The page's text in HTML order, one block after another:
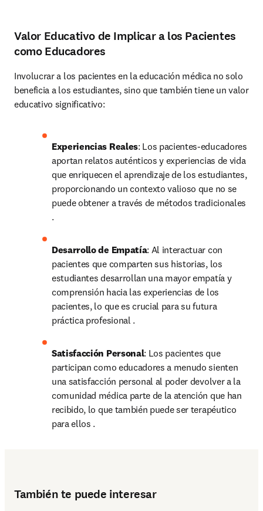
Valor Educativo de Implicar a los Pacientes
como Educadores
Involucrar a los pacientes en la educación médica no solo
beneficia a los estudiantes, sino que también tiene un valor
educativo significativo:
Experiencias Reales: Los pacientes-educadores
aportan relatos auténticos y experiencias de vida
que enriquecen el aprendizaje de los estudiantes,
proporcionando un contexto valioso que no se
puede obtener a través de métodos tradicionales
.
Desarrollo de Empatía: Al interactuar con
pacientes que comparten sus historias, los
estudiantes desarrollan una mayor empatía y
comprensión hacia las experiencias de los
pacientes, lo que es crucial para su futura
práctica profesional .
Satisfacción Personal: Los pacientes que
participan como educadores a menudo sienten
una satisfacción personal al poder devolver a la
comunidad médica parte de la atención que han
recibido, lo que también puede ser terapéutico
para ellos .
También te puede interesar